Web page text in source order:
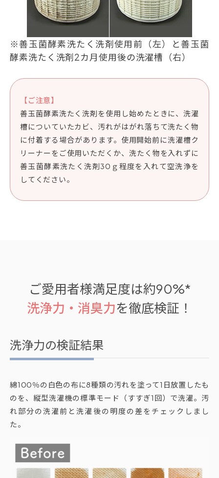
※善玉菌酵素洗たく洗剤使用前（左）と善玉菌
酵素洗たく洗剤2カ月使用後の洗濯槽（右）
【ご注意】
善玉菌酵素洗たく洗剤を使用し始めたときに、洗濯
槽についていたカビ、汚れがはがれ落ちて洗たく物
に付着する場合があります。使用開始前に洗濯槽ク
リーナーをご使用いただくか、洗たく物を入れずに
善玉菌酵素洗たく洗剤30ｇ程度を入れて空洗浄を
してください。
ご愛用者様満足度は約90%*
洗浄力・消臭力を徹底検証！
洗浄力の検証結果
綿100％の白色の布に8種類の汚れを塗って1日放置したも
のを、縦型洗濯機の標準モード（すすぎ1回）で洗濯。汚
れ部分の洗濯前と洗濯後の明度の差をチェックしまし
た。